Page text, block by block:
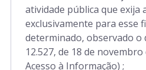
atividade pública que exija
exclusivamente para esse
determinado, observado o
12.527, de 18 de novembro
Acesso à Informação) ;